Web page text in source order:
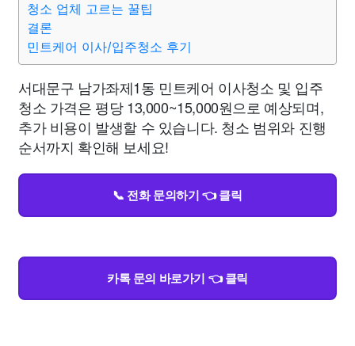
청소 업체 고르는 꿀팁
결론
민트케어 이사/입주청소 후기
서대문구 남가좌제1동 민트케어 이사청소 및 입주
청소 가격은 평당 13,000~15,000원으로 예상되며,
추가 비용이 발생할 수 있습니다. 청소 범위와 진행
순서까지 확인해 보세요!
📞 전화 문의하기 👈 클릭
카톡 문의 바로가기 👈 클릭